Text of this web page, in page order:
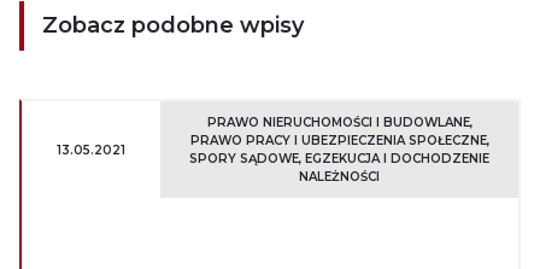
Zobacz podobne wpisy
13.05.2021
PRAWO NIERUCHOMOŚCI I BUDOWLANE
PRAWO PRACY I UBEZPIECZENIA SPOŁECZNE
SPORY SĄDOWE, EGZEKUCJA I DOCHODZENIE
NALEŻNOŚCI